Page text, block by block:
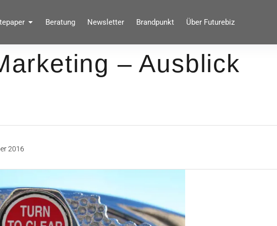
Beratung Newsletter Brandpunkt Über Futurebiz
– Ausblick
2016